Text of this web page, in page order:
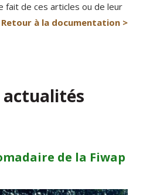
fait de ces articles ou de leur
Retour à la documentation >
actualités
de la Fiwap